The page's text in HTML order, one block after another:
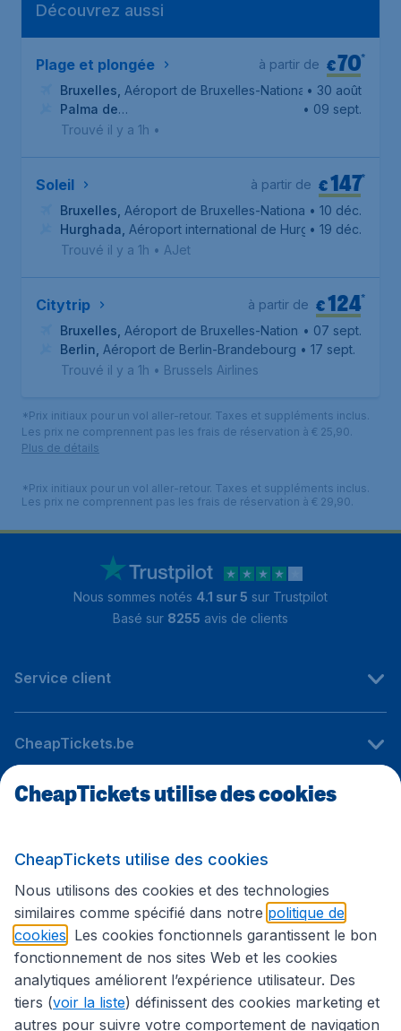
Découvrez aussi
Plage et plongée €70*
à partir de
Bruxelles Aéroport de Bruxelles-National • 30 août
Palma de
Majorque, Aéroport de Palma de Majorque
• 09 sept.
Trouvé il y a 1h •
Soleil €147*
à partir de
Bruxelles Aéroport de Bruxelles-National • 10 déc.
Hurghada Aéroport international de Hurghada
• 19 déc.
Trouvé il y a 1h • AJet
Citytrip €124*
à partir de
Bruxelles Aéroport de Bruxelles-National• 07 sept.
Berlin Aéroport de Berlin-Brandebourg • 17 sept.
Trouvé il y a 1h • Brussels Airlines
*Prix initiaux pour un vol aller-retour. Taxes et suppléments inclus.
Les prix ne comprennent pas les frais de réservation à € 25,90.
Plus de détails
*Prix initiaux pour un vol aller-retour. Taxes et suppléments inclus.
Les prix ne comprennent pas les frais de réservation à € 29,90.
Nous sommes notés 4.1 sur 5 sur Trustpilot
Basé sur 8255 avis de clients
Service client
CheapTickets.be
Sites internationaux
Suivez CheapTickets.be
CheapTickets utilise des cookies
CheapTickets utilise des cookies
Nous utilisons des cookies et des technologies
similaires comme spécifié dans notre politique de
cookies . Les cookies fonctionnels garantissent le bon
fonctionnement de nos sites Web et les cookies
analytiques améliorent l’expérience utilisateur. Des
tiers (voir la liste) définissent des cookies marketing et
autres pour suivre votre comportement de navigation